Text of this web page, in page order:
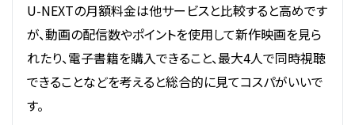
U-NEXTの月額料金は他サービスと比較すると高めです
が、動画の配信数やポイントを使用して新作映画を見ら
れたり、電子書籍を購入できること、最大4人で同時視聴
できることなどを考えると総合的に見てコスパがいいで
す。